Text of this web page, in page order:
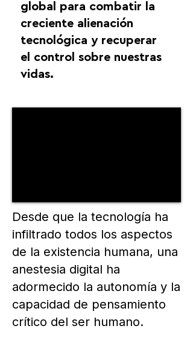
global para combatir la
creciente alienación
tecnológica y recuperar
el control sobre nuestras
vidas.
Desde que la tecnología ha
infiltrado todos los aspectos
de la existencia humana, una
anestesia digital ha
adormecido la autonomía y la
capacidad de pensamiento
crítico del ser humano.